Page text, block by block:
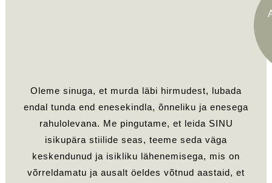
Oleme sinuga, et murda läbi hirmudest, lubada
endal tunda end enesekindla, õnneliku ja enesega
rahulolevana. Me pingutame, et leida SINU
isikupära stiilide seas, teeme seda väga
keskendunud ja isikliku lähenemisega, mis on
võrreldamatu ja ausalt öeldes võtnud aastaid, et